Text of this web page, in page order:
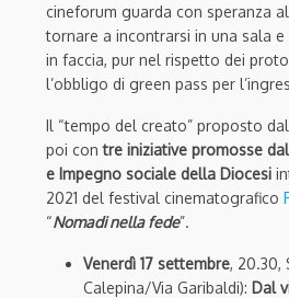
cineforum guarda con speranza
tornare a incontrarsi in una sala
in faccia, pur nel rispetto dei
l’obbligo di green pass per
Il “tempo del creato” proposto
poi con tre iniziative promosse
e Impegno sociale della Diocesi
2021 del festival cinematografico
“Nomadi nella fede”.
Venerdì 17 settembre, 20.30,
Calepina/Via Garibaldi): Dal